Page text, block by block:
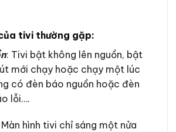
tivi thường gặp:
: Tivi bật không lên nguồn, bật
mới chạy hoặc chạy một lúc
có đèn báo nguồn hoặc đèn
lỗi….
Màn hình tivi chỉ sáng một nửa